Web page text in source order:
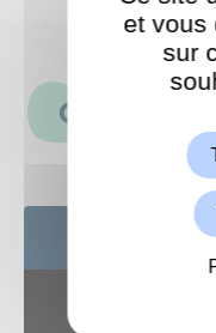
CES
AUSSI
et vous
sur